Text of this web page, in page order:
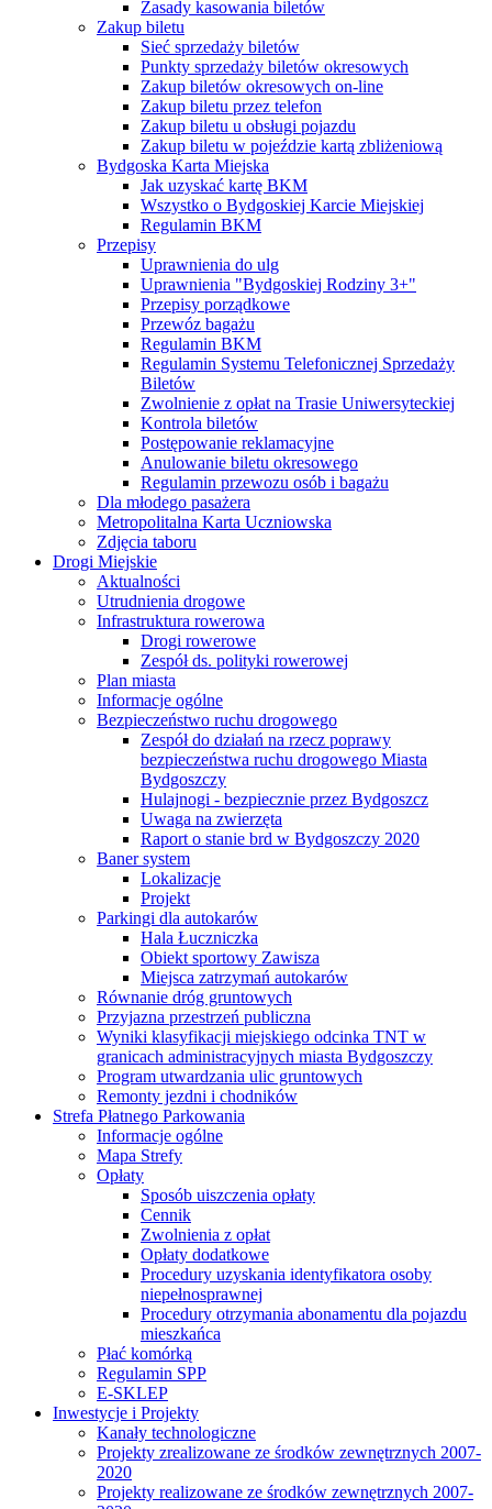
Zasady kasowania biletów
Zakup biletu
Sieć sprzedaży biletów
Punkty sprzedaży biletów okresowych
Zakup biletów okresowych on-line
Zakup biletu przez telefon
Zakup biletu u obsługi pojazdu
Zakup biletu w pojeździe kartą zbliżeniową
Bydgoska Karta Miejska
Jak uzyskać kartę BKM
Wszystko o Bydgoskiej Karcie Miejskiej
Regulamin BKM
Przepisy
Uprawnienia do ulg
Uprawnienia "Bydgoskiej Rodziny 3+"
Przepisy porządkowe
Przewóz bagażu
Regulamin BKM
Regulamin Systemu Telefonicznej Sprzedaży
Biletów
Zwolnienie z opłat na Trasie Uniwersyteckiej
Kontrola biletów
Postępowanie reklamacyjne
Anulowanie biletu okresowego
Regulamin przewozu osób i bagażu
Dla młodego pasażera
Metropolitalna Karta Uczniowska
Zdjęcia taboru
Drogi Miejskie
Aktualności
Utrudnienia drogowe
Infrastruktura rowerowa
Drogi rowerowe
Zespół ds. polityki rowerowej
Plan miasta
Informacje ogólne
Bezpieczeństwo ruchu drogowego
Zespół do działań na rzecz poprawy
bezpieczeństwa ruchu drogowego Miasta
Bydgoszczy
Hulajnogi - bezpiecznie przez Bydgoszcz
Uwaga na zwierzęta
Raport o stanie brd w Bydgoszczy 2020
Baner system
Lokalizacje
Projekt
Parkingi dla autokarów
Hala Łuczniczka
Obiekt sportowy Zawisza
Miejsca zatrzymań autokarów
Równanie dróg gruntowych
Przyjazna przestrzeń publiczna
Wyniki klasyfikacji miejskiego odcinka TNT w
granicach administracyjnych miasta Bydgoszczy
Program utwardzania ulic gruntowych
Remonty jezdni i chodników
Strefa Płatnego Parkowania
Informacje ogólne
Mapa Strefy
Opłaty
Sposób uiszczenia opłaty
Cennik
Zwolnienia z opłat
Opłaty dodatkowe
Procedury uzyskania identyfikatora osoby
niepełnosprawnej
Procedury otrzymania abonamentu dla pojazdu
mieszkańca
Płać komórką
Regulamin SPP
E-SKLEP
Inwestycje i Projekty
Kanały technologiczne
Projekty zrealizowane ze środków zewnętrznych 2007-
2020
Projekty realizowane ze środków zewnętrznych 2007-